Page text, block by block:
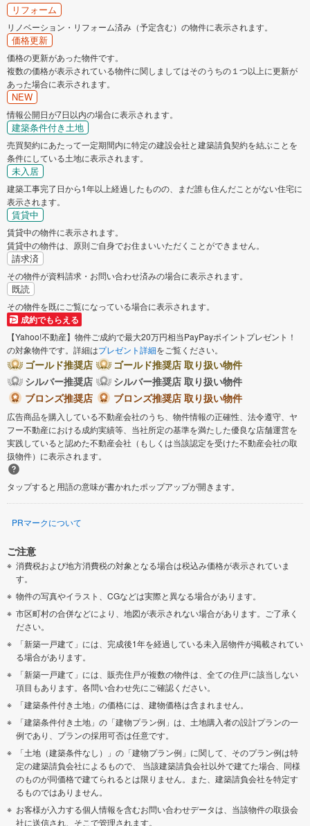
京田辺市
南丹市
乙訓郡大山崎町 久世郡久御山町
相楽郡精華町 相楽郡南山城村
船井郡京丹波町 与謝郡伊根町
リフォーム
リノベーション・リフォーム済み（予定含む）の物件に表示されます。
価格更新
価格の更新があった物件です。
複数の価格が表示されている物件に関しましてはそのうちの１つ以上に更新が
あった場合に表示されます。
NEW
情報公開日が7日以内の場合に表示されます。
建築条件付き土地
売買契約にあたって一定期間内に特定の建設会社と建築請負契約を結ぶことを
条件にしている土地に表示されます。
未入居
建築工事完了日から1年以上経過したものの、まだ誰も住んだことがない住宅に
表示されます。
賃貸中
賃貸中の物件に表示されます。
賃貸中の物件は、原則ご自身でお住まいいただくことができません。
請求済
その物件が資料請求・お問い合わせ済みの場合に表示されます。
既読
その物件を既にご覧になっている場合に表示されます。
成約でもらえる
【Yahoo!不動産】物件ご成約で最大20万円相当PayPayポイントプレゼント！
の対象物件です。詳細はプレゼント詳細をご覧ください。
ゴールド推奨店
ゴールド推奨店 取り扱い物件
シルバー推奨店
シルバー推奨店 取り扱い物件
ブロンズ推奨店
ブロンズ推奨店 取り扱い物件
広告商品を購入している不動産会社のうち、物件情報の正確性、法令遵守、ヤ
フー不動産における成約実績等、当社所定の基準を満たした優良な店舗運営を
実践していると認めた不動産会社（もしくは当該認定を受けた不動産会社の取
扱物件）に表示されます。
タップすると用語の意味が書かれたポップアップが開きます。
PRマークについて
ご注意
消費税および地方消費税の対象となる場合は税込み価格が表示されていま
す。
物件の写真やイラスト、CGなどは実際と異なる場合があります。
市区町村の合併などにより、地図が表示されない場合があります。ご了承く
ださい。
「新築一戸建て」には、完成後1年を経過している未入居物件が掲載されてい
る場合があります。
「新築一戸建て」には、販売住戸が複数の物件は、全ての住戸に該当しない
項目もあります。各問い合わせ先にご確認ください。
「建築条件付き土地」の価格には、建物価格は含まれません。
「建築条件付き土地」の「建物プラン例」は、土地購入者の設計プランの一
例であり、プランの採用可否は任意です。
「土地（建築条件なし）」の「建物プラン例」に関して、そのプラン例は特
定の建築請負会社によるもので、 当該建築請負会社以外で建てた場合、同様
のものが同価格で建てられるとは限りません。また、建築請負会社を特定す
るものではありません。
お客様が入力する個人情報を含むお問い合わせデータは、当該物件の取扱会
社に送信され、そこで管理されます。